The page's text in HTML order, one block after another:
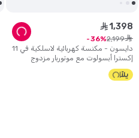
دايسون - مكنسة كهربائية لاسلكية في 11
إكسترا أبسولوت مع موتوربار مزدوج
(حصري)
ê 1,398
ê
2,199
36